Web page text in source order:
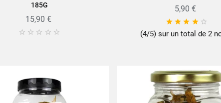
185G
15,90 €
    
5,90 €
    
(4/5) sur un total de 2